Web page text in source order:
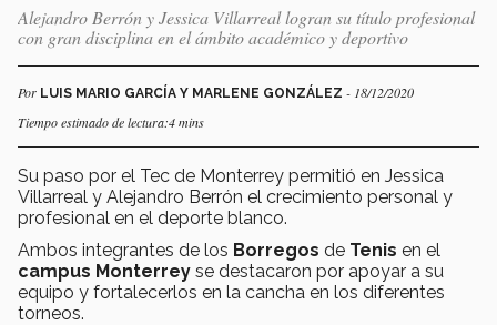
Alejandro Berrón y Jessica Villarreal logran su título profesional
con gran disciplina en el ámbito académico y deportivo
Por LUIS MARIO GARCÍA Y MARLENE GONZÁLEZ - 18/12/2020
Tiempo estimado de lectura:4 mins
Su paso por el Tec de Monterrey permitió en Jessica
Villarreal y Alejandro Berrón el crecimiento personal y
profesional en el deporte blanco.
Ambos integrantes de los Borregos de Tenis en el
campus Monterrey se destacaron por apoyar a su
equipo y fortalecerlos en la cancha en los diferentes
torneos.